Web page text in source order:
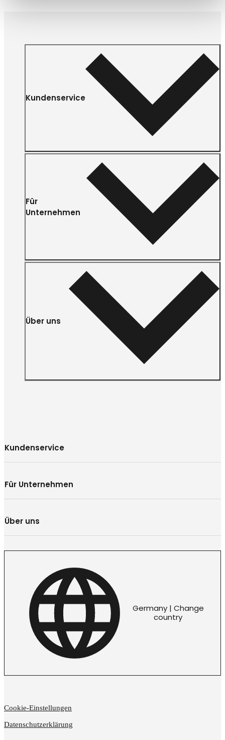
Kundenservice
Für
Unternehmen
Über uns
Kundenservice
Für Unternehmen
Über uns
Germany | Change
country
Cookie-Einstellungen
Datenschutzerklärung